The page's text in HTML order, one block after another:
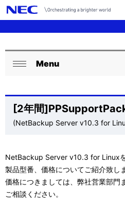
ナ
ー
サ
イ
内
の
在
位
置
ロ
カ
ル
ビ
ゲ
ー
る
Menu
[2年間
(NetBackup Server v10.3 for
NetBackup Server v10.3 for Linux
製品型番、価格についてご紹介致し
価格につきましては、弊社営業部門
ご相談ください。